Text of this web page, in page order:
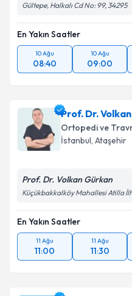
Gültepe, Halkalı Cd No: 99, 34295
En Yakın Saatler
10 Ağu
08:40
10 Ağu
09:00
Prof. Dr.
Ortopedi ve
İstanbul, Ataşehir
Prof. Dr. Volkan Gürkan
Küçükbakkalköy Mahallesi Atilla
En Yakın Saatler
11 Ağu
11:00
11 Ağu
11:30